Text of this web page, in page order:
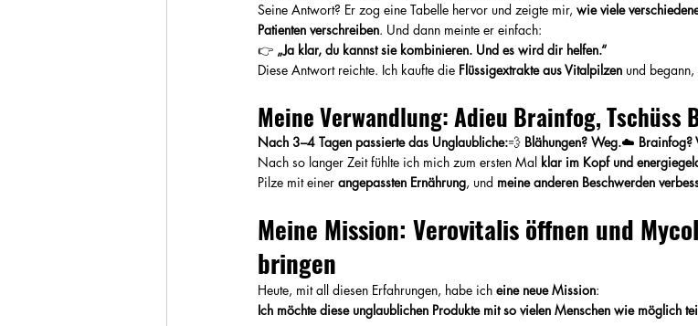
Seine Antwort? Er zog eine Tabelle hervor und zeigte mir, wie viele
Patienten verschreiben. Und dann meinte er einfach:
👉 „Ja klar, du kannst sie kombinieren. Und es wird dir helfen.“
Diese Antwort reichte. Ich kaufte die Flüssigextrakte aus Vitalpilzen und begann,
Meine Verwandlung: Adieu Brainfog, Tschüss
Nach 3–4 Tagen passierte das Unglaubliche:💨 Blähungen? Weg.☁️ Brainfog?
Nach so langer Zeit fühlte ich mich zum ersten Mal klar im Kopf und
Pilze mit einer angepassten Ernährung, und meine anderen Beschwerden
Meine Mission: Verovitalis öffnen und
bringen
Heute, mit all diesen Erfahrungen, habe ich eine neue Mission:
Ich möchte diese unglaublichen Produkte mit so vielen Menschen wie möglich